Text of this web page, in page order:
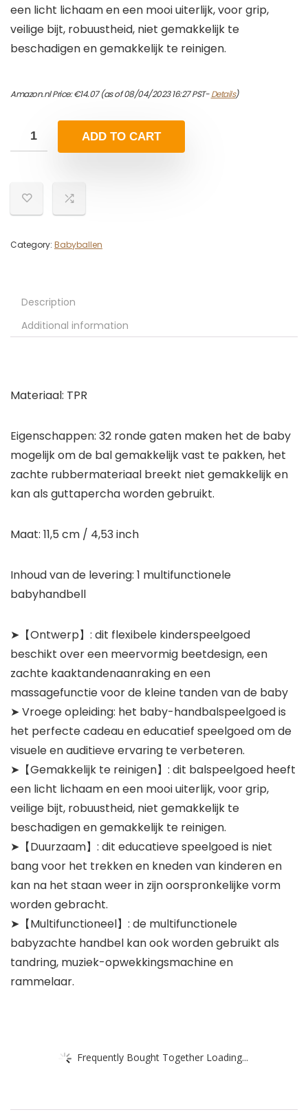
een licht lichaam en een mooi uiterlijk, voor grip,
veilige bijt, robuustheid, niet gemakkelijk te
beschadigen en gemakkelijk te reinigen.
Amazon.nl Price:€14.07(as of 08/04/2023 16:27 PST-Details)
ADD TO CART
Category: Babyballen
Description
Additional information
Materiaal: TPR
Eigenschappen: 32 ronde gaten maken het de baby
mogelijk om de bal gemakkelijk vast te pakken, het
zachte rubbermateriaal breekt niet gemakkelijk en
kan als guttapercha worden gebruikt.
Maat: 11,5 cm / 4,53 inch
Inhoud van de levering: 1 multifunctionele
babyhandbell
➤【Ontwerp】: dit flexibele kinderspeelgoed
beschikt over een meervormig beetdesign, een
zachte kaaktandenaanraking en een
massagefunctie voor de kleine tanden van de baby
➤ Vroege opleiding: het baby-handbalspeelgoed is
het perfecte cadeau en educatief speelgoed om de
visuele en auditieve ervaring te verbeteren.
➤【Gemakkelijk te reinigen】: dit balspeelgoed heeft
een licht lichaam en een mooi uiterlijk, voor grip,
veilige bijt, robuustheid, niet gemakkelijk te
beschadigen en gemakkelijk te reinigen.
➤【Duurzaam】: dit educatieve speelgoed is niet
bang voor het trekken en kneden van kinderen en
kan na het staan weer in zijn oorspronkelijke vorm
worden gebracht.
➤【Multifunctioneel】: de multifunctionele
babyzachte handbel kan ook worden gebruikt als
tandring, muziek-opwekkingsmachine en
rammelaar.
Frequently Bought Together Loading...